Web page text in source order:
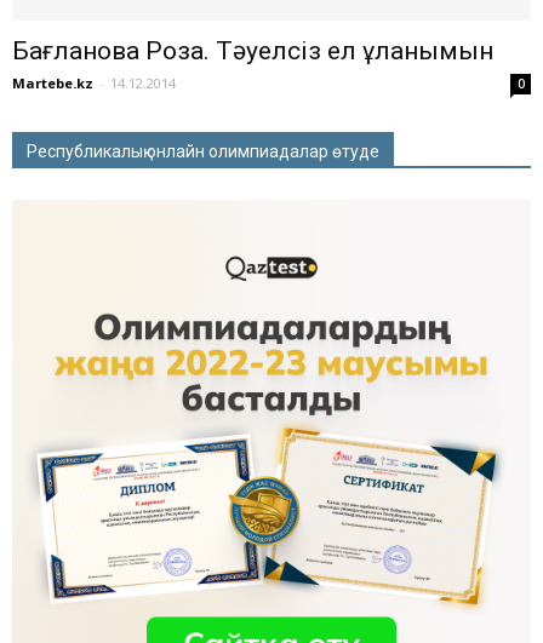
Бағланова Роза. Тәуелсіз ел ұланымын
Martebe.kz - 14.12.2014 0
Республикалық онлайн олимпиадалар өтуде